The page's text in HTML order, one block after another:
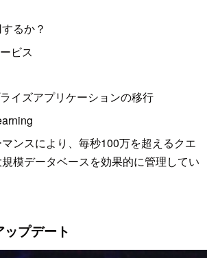
るか？
ビス
イズアプリケーションの移行
ンスにより、毎秒100万を超えるクエ
模データベースを効果的に管理してい
プデート